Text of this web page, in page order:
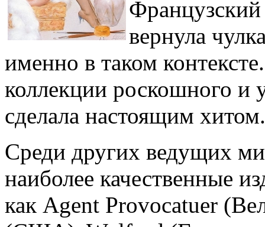
вернула
именно в таком
коллекции роскошного и
сделала настоящим хитом.
Среди других ведущих
наиболее качественные
как Agent Provocatuer